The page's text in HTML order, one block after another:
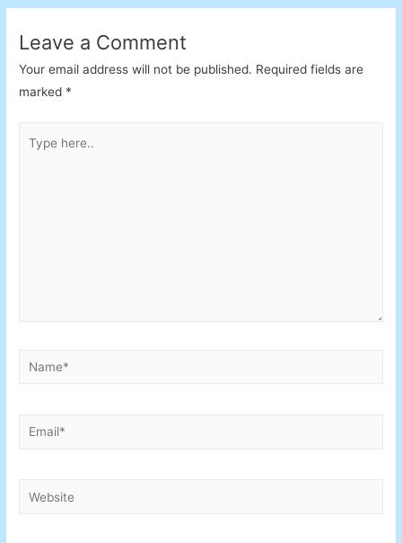
Leave a Comment
Your email address will not be published. Required fields are
marked *
here..
Name*
Email*
Website